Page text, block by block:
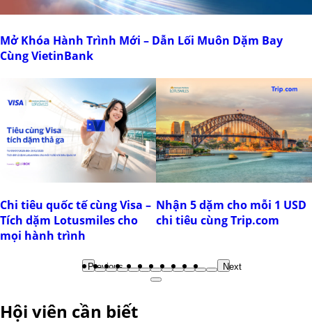
Mở Khóa Hành Trình Mới – Dẫn Lối Muôn Dặm Bay
Cùng VietinBank
Chi tiêu quốc tế cùng Visa –
Tích dặm Lotusmiles cho
mọi hành trình
Nhận 5 dặm cho mỗi 1 USD
chi tiêu cùng Trip.com
Previous Next
Hội viên cần biết